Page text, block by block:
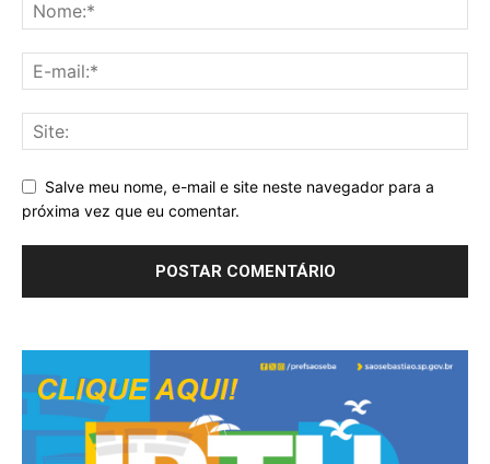
Salve meu nome, e-mail e site neste navegador para a
próxima vez que eu comentar.